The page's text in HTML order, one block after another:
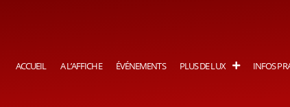
ACCUEIL A L’AFFICHE ÉVÉNEMENTS PLUS DE LUX INFOS